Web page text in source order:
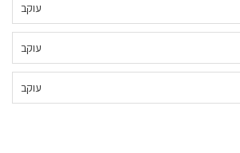
עוקב
עוקב
עוקב